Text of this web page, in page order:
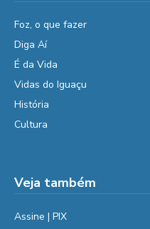
Foz, o que fazer
Diga Aí
É da Vida
Vidas do Iguaçu
História
Cultura
Veja também
Assine | PIX